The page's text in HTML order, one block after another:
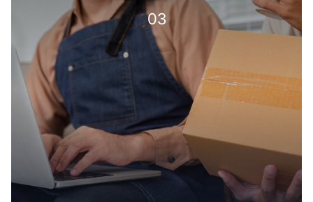
03